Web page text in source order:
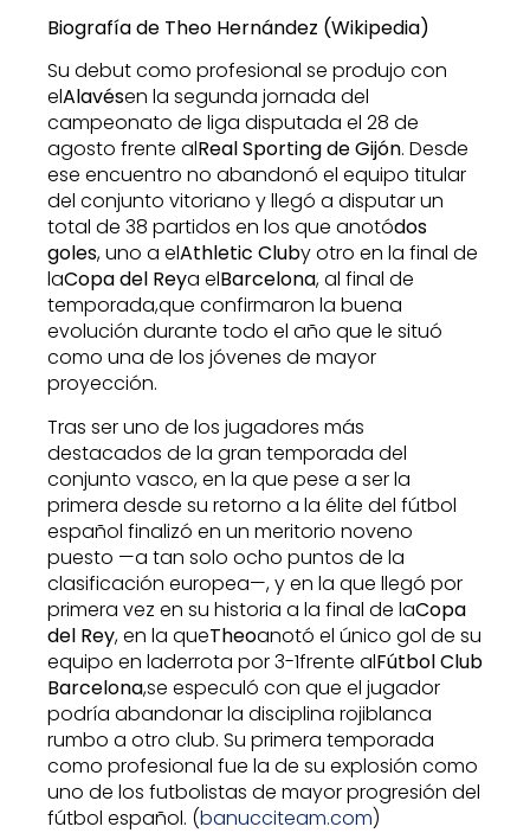
Biografía de Theo Hernández (Wikipedia)
Su debut como profesional se produjo con
elAlavésen la segunda jornada del
campeonato de liga disputada el 28 de
agosto frente alReal Sporting de Gijón. Desde
ese encuentro no abandonó el equipo titular
del conjunto vitoriano y llegó a disputar un
total de 38 partidos en los que anotódos
goles, uno a elAthletic Cluby otro en la final de
laCopa del Reya elBarcelona, al final de
temporada,que confirmaron la buena
evolución durante todo el año que le situó
como una de los jóvenes de mayor
proyección.
Tras ser uno de los jugadores más
destacados de la gran temporada del
conjunto vasco,​ en la que pese a ser la
primera desde su retorno a la élite del fútbol
español finalizó en un meritorio noveno
puesto —a tan solo ocho puntos de la
clasificación europea—, y en la que llegó por
primera vez en su historia a la final de laCopa
del Rey, en la queTheoanotó el único gol de su
equipo en laderrota por 3-1frente alFútbol Club
Barcelona,se especuló con que el jugador
podría abandonar la disciplina rojiblanca
rumbo a otro club. Su primera temporada
como profesional fue la de su explosión como
uno de los futbolistas de mayor progresión del
fútbol español. (banucciteam.com)